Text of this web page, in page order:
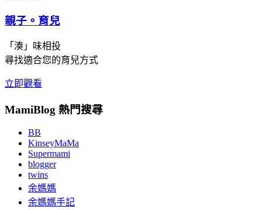
親子。育兒
「湊」味相投
尋找適合您的育兒方式
立即觀看
MamiBlog 熱門搜尋
BB
KinseyMaMa
Supermami
blogger
twins
余媽媽
余媽媽手記